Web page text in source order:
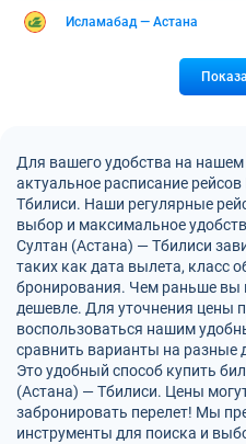
Исламабад — Астана
Для вашего удобства на
актуальное расписание
Тбилиси. Наши регулярные
выбор и максимальное
Султан (Астана) — Тбилиси
таких как дата вылета, класс
бронирования. Чем раньше вы
дешевле. Для уточнения цены
воспользоваться нашим
сравнить варианты на
Это удобный способ купить
(Астана) — Тбилиси. Цены
забронировать перелет! Мы
инструменты для поиска и